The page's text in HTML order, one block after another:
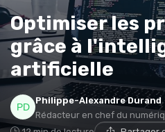
Optimiser les
grâce à
artificielle
Philippe-Alexandre Durand
Rédacteur en chef du